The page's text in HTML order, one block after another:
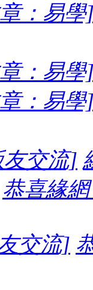
：易學
：易學
：易學
交流]
恭喜緣
交流]